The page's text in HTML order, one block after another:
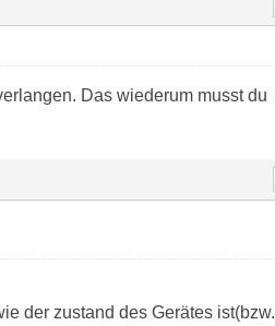
Das wiederum musst du
der zustand des Gerätes ist(bzw.